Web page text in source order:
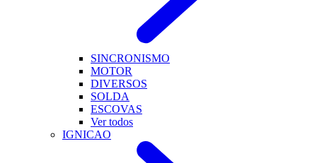
SINCRONISMO
MOTOR
DIVERSOS
SOLDA
ESCOVAS
Ver todos
IGNICAO